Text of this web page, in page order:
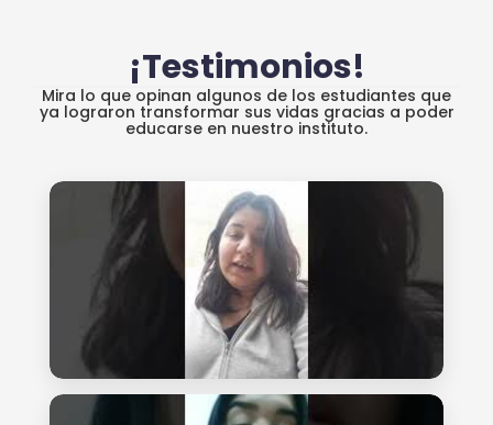
¡Testimonios!
Mira lo que opinan algunos de los estudiantes que
ya lograron transformar sus vidas gracias a poder
educarse en nuestro instituto.